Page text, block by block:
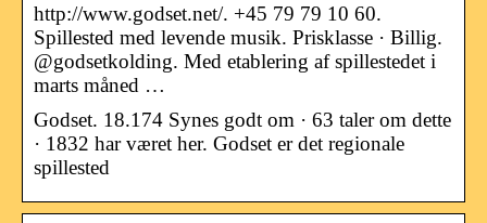
http://www.godset.net/. +45 79 79 10 60.
Spillested med levende musik. Prisklasse · Billig.
@godsetkolding. Med etablering af spillestedet i
marts måned …
Godset. 18.174 Synes godt om · 63 taler om dette
· 1832 har været her. Godset er det regionale
spillested